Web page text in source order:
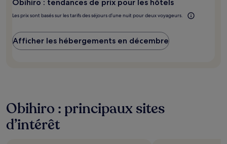
Obihiro : tendances de prix pour les hôtels
Les prix sont basés sur les tarifs des séjours d’une nuit pour deux voyageurs.
Afficher les hébergements en décembre
Obihiro : principaux sites
d’intérêt